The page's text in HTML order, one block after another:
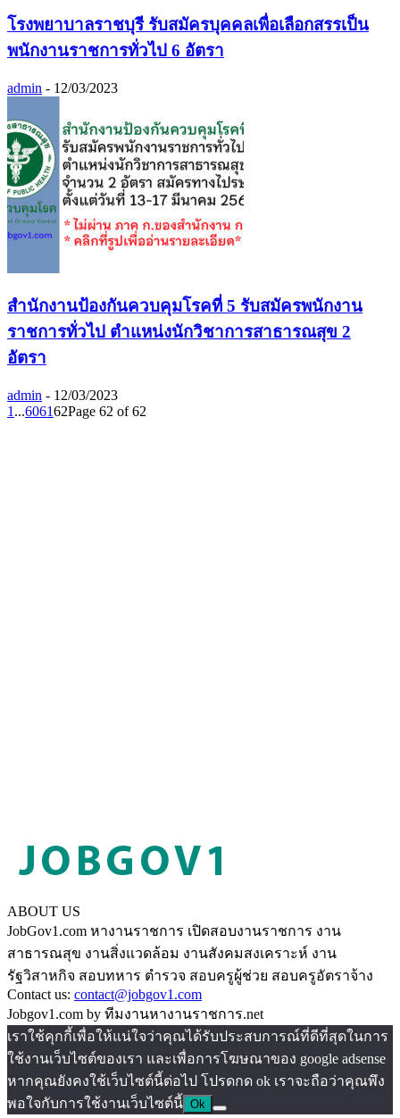
โรงพยาบาลราชบุรี รับสมัครบุคคลเพื่อเลือกสรรเป็น
พนักงานราชการทั่วไป 6 อัตรา
admin - 12/03/2023
สำนักงานป้องกันควบคุมโรคที่ 5 รับสมัครพนักงาน
ราชการทั่วไป ตำแหน่งนักวิชาการสาธารณสุข 2
อัตรา
admin - 12/03/2023
1 ...606162Page 62 of 62
ABOUT US
JobGov1.com หางานราชการ เปิดสอบงานราชการ งาน
สาธารณสุข งานสิ่งแวดล้อม งานสังคมสงเคราะห์ งาน
รัฐวิสาหกิจ สอบทหาร ตำรวจ สอบครูผู้ช่วย สอบครูอัตราจ้าง
Contact us: contact@jobgov1.com
Jobgov1.com by ทีมงานหางานราชการ.net
เราใช้คุกกี้เพื่อให้แน่ใจว่าคุณได้รับประสบการณ์ที่ดีที่สุดในการ
ใช้งานเว็บไซต์ของเรา และเพื่อการโฆษณาของ google adsense
หากคุณยังคงใช้เว็บไซต์นี้ต่อไป โปรดกด ok เราจะถือว่าคุณพึง
พอใจกับการใช้งานเว็บไซต์นี้ Ok